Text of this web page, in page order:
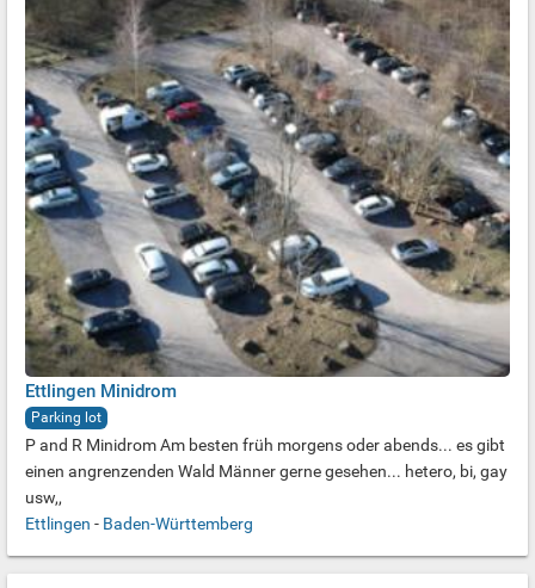
Ettlingen Minidrom
Parking lot
P and R Minidrom Am besten früh morgens oder abends... es gibt
einen angrenzenden Wald Männer gerne gesehen... hetero, bi, gay
usw,,
Ettlingen - Baden-Württemberg